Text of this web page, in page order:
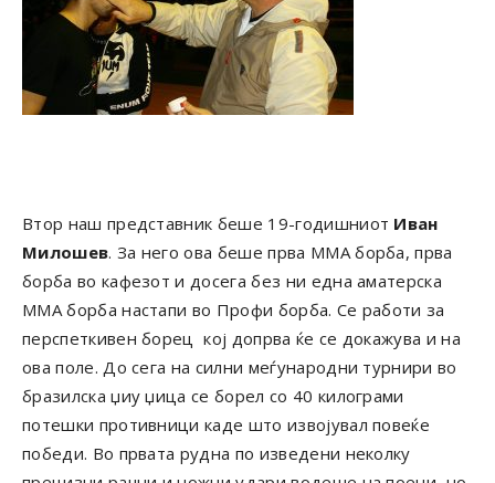
Втор наш представник беше 19-годишниот Иван
Милошев. За него ова беше прва ММА борба, прва
борба во кафезот и досега без ни една аматерска
ММА борба настапи во Профи борба. Се работи за
перспеткивен борец кој допрва ќе се докажува и на
ова поле. До сега на силни меѓународни турнири во
бразилска џиу џица се борел со 40 килограми
потешки противници каде што извојувал повеќе
победи. Во првата рудна по изведени неколку